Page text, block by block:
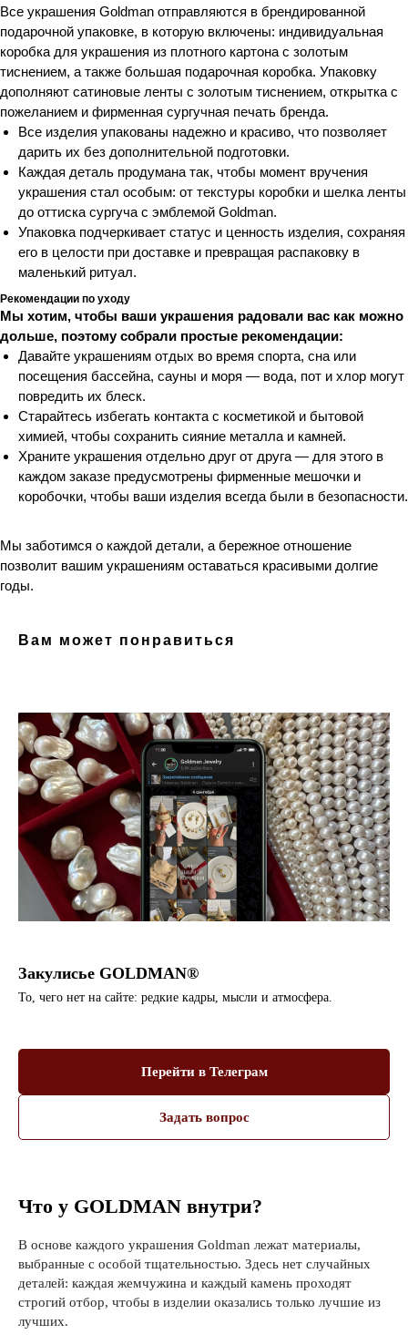
Все украшения Goldman отправляются в брендированной
подарочной упаковке, в которую включены: индивидуальная
коробка для украшения из плотного картона с золотым
тиснением, а также большая подарочная коробка. Упаковку
дополняют сатиновые ленты с золотым тиснением, открытка с
пожеланием и фирменная сургучная печать бренда.
Все изделия упакованы надежно и красиво, что позволяет
дарить их без дополнительной подготовки.
Каждая деталь продумана так, чтобы момент вручения
украшения стал особым: от текстуры коробки и шелка ленты
до оттиска сургуча с эмблемой Goldman.
Упаковка подчеркивает статус и ценность изделия, сохраняя
его в целости при доставке и превращая распаковку в
маленький ритуал.
Рекомендации по уходу
Мы хотим, чтобы ваши украшения радовали вас как можно
дольше, поэтому собрали простые рекомендации:
Давайте украшениям отдых во время спорта, сна или
посещения бассейна, сауны и моря — вода, пот и хлор могут
повредить их блеск.
Старайтесь избегать контакта с косметикой и бытовой
химией, чтобы сохранить сияние металла и камней.
Храните украшения отдельно друг от друга — для этого в
каждом заказе предусмотрены фирменные мешочки и
коробочки, чтобы ваши изделия всегда были в безопасности.
Мы заботимся о каждой детали, а бережное отношение
позволит вашим украшениям оставаться красивыми долгие
годы.
Вам может понравиться
Закулисье GOLDMAN®
То, чего нет на сайте: редкие кадры, мысли и атмосфера.
Перейти в Телеграм
Задать вопрос
Что у GOLDMAN внутри?
В основе каждого украшения Goldman лежат материалы,
выбранные с особой тщательностью. Здесь нет случайных
деталей: каждая жемчужина и каждый камень проходят
строгий отбор, чтобы в изделии оказались только лучшие из
лучших.